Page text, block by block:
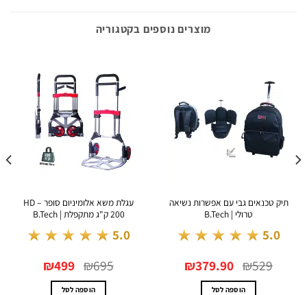
מוצרים נוספים בקטגוריה
טכנאים גבי עם אפשרות נשיאה
★★★★★
₪ המקורי
היה:
₪529.
₪379.90 הנוכחי
הוא:
₪379.90.
הוספה לסל
עגלת משא אלומיניום סופר HD –
★★★★★
₪ המקורי
היה:
₪695.
₪ 499 הנוכחי
הוא:
₪499.
הוספה לסל